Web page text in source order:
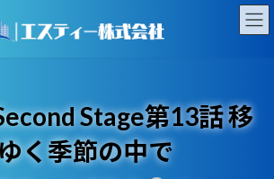
Stage第13話 移
く季節の中で